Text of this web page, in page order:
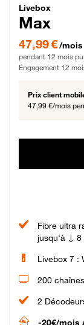
Livebox
Livebox
Max
47,99 € par mois
47,99 €/mois
pendant 12 mois
Engagement 12
Prix client
47,99 €/mois
Fibre ultra
jusqu'à ↓ 8
Livebox 7 :
200
2
-20€/mois